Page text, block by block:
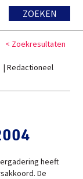
ZOEKEN
< Zoekresultaten
Redactioneel
heeft
De